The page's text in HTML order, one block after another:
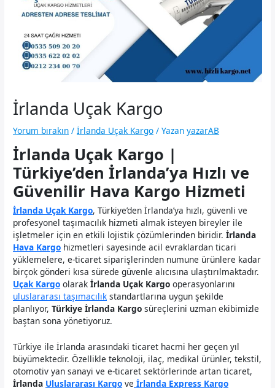
İrlanda Uçak Kargo
Yorum bırakın /İrlanda Uçak Kargo / Yazan yazarAB
İrlanda Uçak Kargo |
Türkiye’den İrlanda’ya Hızlı ve
Güvenilir Hava Kargo Hizmeti
İrlanda Uçak Kargo, Türkiye’den İrlanda’ya hızlı, güvenli ve
profesyonel taşımacılık hizmeti almak isteyen bireyler ile
işletmeler için en etkili lojistik çözümlerinden biridir.İrlanda
Hava Kargo hizmetleri sayesinde acil evraklardan ticari
yüklemelere, e-ticaret siparişlerinden numune ürünlere kadar
birçok gönderi kısa sürede güvenle alıcısına ulaştırılmaktadır.
Uçak Kargo olarakİrlanda Uçak Kargo operasyonlarını
uluslararası taşımacılık standartlarına uygun şekilde
planlıyor,Türkiye İrlanda Kargo süreçlerini uzman ekibimizle
baştan sona yönetiyoruz.
Türkiye ile İrlanda arasındaki ticaret hacmi her geçen yıl
büyümektedir. Özellikle teknoloji, ilaç, medikal ürünler, tekstil,
otomotiv yan sanayi ve e-ticaret sektörlerinde artan ticaret,
İrlanda Uluslararası Kargo ve İrlanda Express Kargo